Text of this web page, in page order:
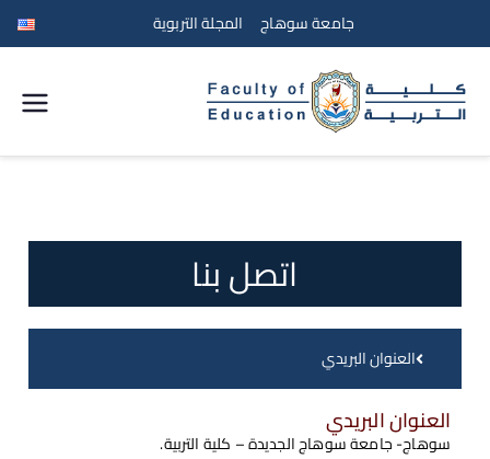
جامعة سوهاج المجلة التربوية
جامعة
سوهاجاتصل بنا
العنوان البريدي
العنوان البريدي
سوهاج- جامعة سوهاج الجديدة – كلية التربية.